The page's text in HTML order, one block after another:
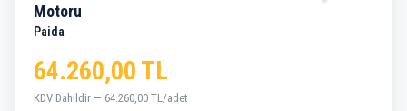
Motoru
Paida
64.260,00 TL
KDV Dahildir — 64.260,00 TL/adet